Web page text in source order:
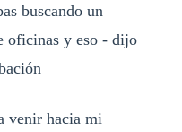
buscando un
oficinas y eso - dijo
venir hacia mi